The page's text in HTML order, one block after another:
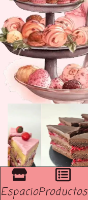
EspacioProductos